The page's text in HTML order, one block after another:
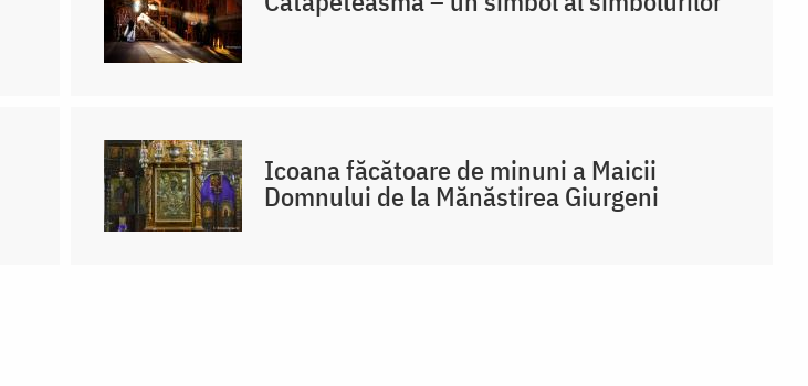
Icoana făcătoare de minuni a Maicii
Domnului de la Mănăstirea Giurgeni